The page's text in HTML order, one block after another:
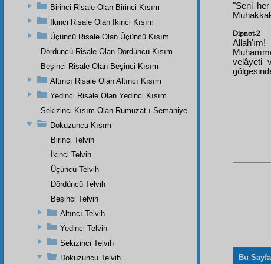
"Seni
Dipnot-2
velâyeti
Bu
Birinci Risale Olan Birinci Kısım
İkinci Risale Olan İkinci Kısım
Üçüncü Risale Olan Üçüncü Kısım
Dördüncü Risale Olan Dördüncü Kısım
Beşinci Risale Olan Beşinci Kısım
Altıncı Risale Olan Altıncı Kısım
Yedinci Risale Olan Yedinci Kısım
Sekizinci Kısım Olan Rumuzat-ı Semaniye
Dokuzuncu Kısım
Birinci Telvih
İkinci Telvih
Üçüncü Telvih
Dördüncü Telvih
Beşinci Telvih
Altıncı Telvih
Yedinci Telvih
Sekizinci Telvih
Dokuzuncu Telvih